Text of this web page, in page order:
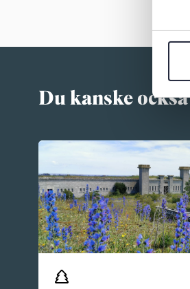
Du kanske